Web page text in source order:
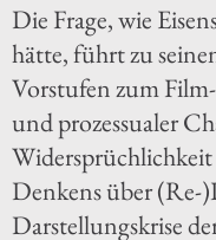
Die Frage, wie
hätte, führt zu
Vorstufen zum
und prozessualer
Denkens über (Re-
Darstellungskrise